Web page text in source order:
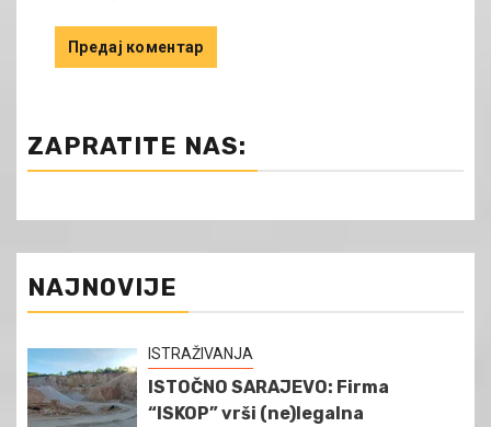
ZAPRATITE NAS:
NAJNOVIJE
ISTRAŽIVANJA
ISTOČNO SARAJEVO: Firma
“ISKOP” vrši (ne)legalna